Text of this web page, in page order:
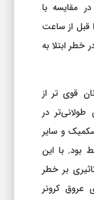
در مقایسه با
قبل از ساعت
در خطر ابتلا به
قوی تر از
طولانی‌تر در
و سایر
بود. با این
بر خطر
عروق کرونر